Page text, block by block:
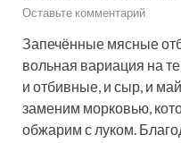
Оставьте комментарий
Запечённые мясные
вольная вариация на
и отбивные, и сыр, и
заменим морковью,
обжарим с луком.